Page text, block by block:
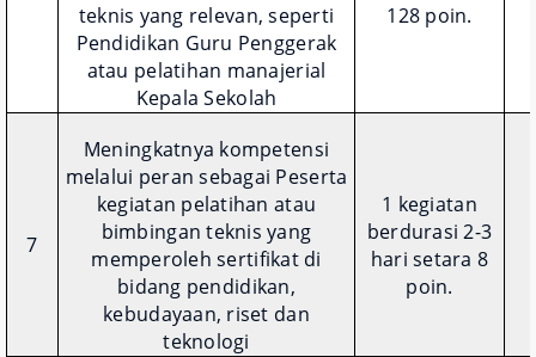
teknis yang relevan, seperti
Pendidikan Guru Penggerak
atau pelatihan manajerial
Kepala Sekolah
128 poin.
7
Meningkatnya kompetensi
melalui peran sebagai Peserta
kegiatan pelatihan atau
bimbingan teknis yang
memperoleh sertifikat di
bidang pendidikan,
kebudayaan, riset dan
teknologi
1 kegiatan
berdurasi 2-3
hari setara 8
poin.